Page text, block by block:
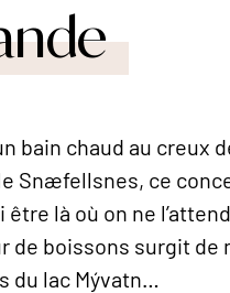
bain chaud au creux
Snæfellsnes, ce
être là où on ne
de boissons surgit
du lac Mývatn…